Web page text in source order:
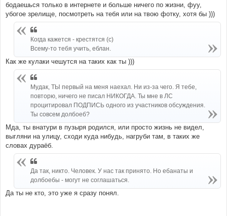
бодаешься только в интернете и больше ничего по жизни, фуу,
убогое зрелище, посмотреть на тебя или на твою фотку, хотя бы )))
Когда кажется - крестятся (с)
Всему-то тебя учить, еблан.
Как же кулаки чешутся на таких как ты )))
Мудак, ТЫ первый на меня наехал. Ни из-за чего. Я тебе,
повторю, ничего не писал НИКОГДА. Ты мне в ЛС
процитировал ПОДПИСЬ одного из участников обсуждения.
Ты совсем долбоеб?
Мда, ты внатури в пузыря родился, или просто жизнь не видел,
выгляни на улицу, сходи куда нибудь, нагруби там, в таких же
словах дураёб.
Да так, никто. Человек. У нас так принято. Но ебанаты и
долбоебы - могут не соглашаться.
Да ты не кто, это уже я сразу понял.